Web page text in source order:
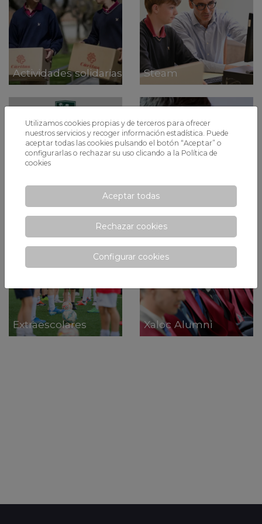
Actividades solidarias Steam
Itinerario Musical
Extraescolares Xaloc Alumni
Utilizamos cookies propias y de terceros para ofrecer
nuestros servicios y recoger información estadística. Puede
aceptar todas las cookies pulsando el botón “Aceptar” o
configurarlas o rechazar su uso clicando a la Política de
cookies
Aceptar todas
Rechazar cookies
Configurar cookies